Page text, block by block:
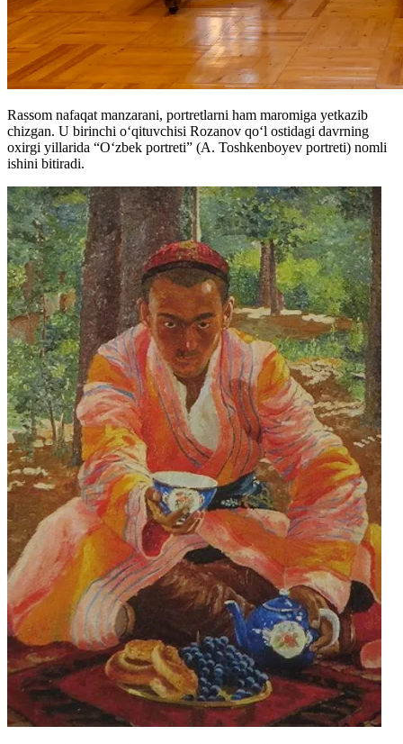
Rassom nafaqat manzarani, portretlarni ham maromiga yetkazib
chizgan. U birinchi oʻqituvchisi Rozanov qoʻl ostidagi davrning
oxirgi yillarida “Oʻzbek portreti” (A. Toshkenboyev portreti) nomli
ishini bitiradi.